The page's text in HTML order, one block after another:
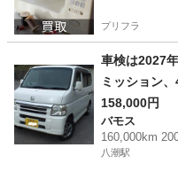
プリフラ
車検は2027
ミッション
158,000円
バモス
160,000km
八潮駅